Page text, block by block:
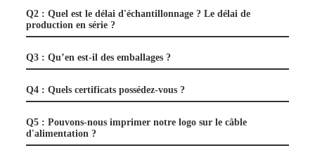
Q2 : Quel est le délai d'échantillonnage ? Le délai de
production en série ?
Q3 : Qu’en est-il des emballages ?
Q4 : Quels certificats possédez-vous ?
Q5 : Pouvons-nous imprimer notre logo sur le câble
d'alimentation ?